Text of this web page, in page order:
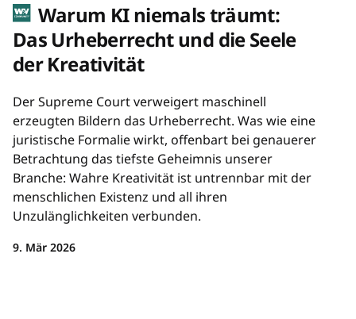
Warum KI niemals träumt:
Das Urheberrecht und die Seele
der Kreativität
Der Supreme Court verweigert maschinell
erzeugten Bildern das Urheberrecht. Was wie eine
juristische Formalie wirkt, offenbart bei genauerer
Betrachtung das tiefste Geheimnis unserer
Branche: Wahre Kreativität ist untrennbar mit der
menschlichen Existenz und all ihren
Unzulänglichkeiten verbunden.
9. Mär 2026